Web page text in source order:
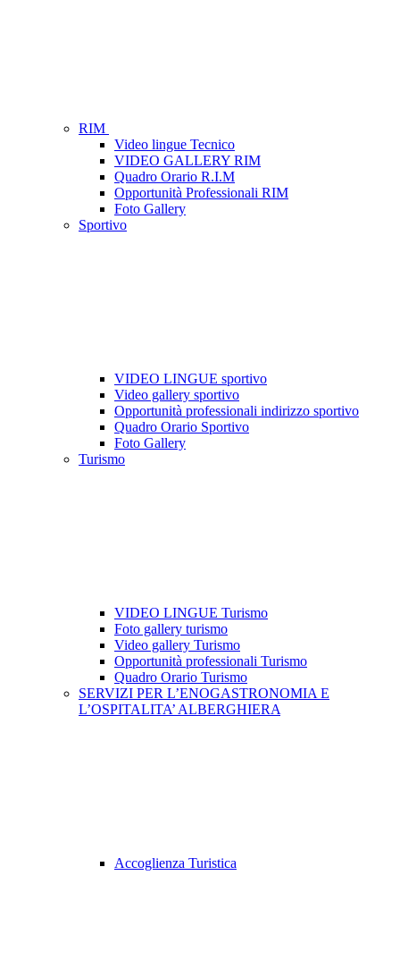
RIM
Video lingue Tecnico
VIDEO GALLERY RIM
Quadro Orario R.I.M
Opportunità Professionali RIM
Foto Gallery
Sportivo
VIDEO LINGUE sportivo
Video gallery sportivo
Opportunità professionali indirizzo sportivo
Quadro Orario Sportivo
Foto Gallery
Turismo
VIDEO LINGUE Turismo
Foto gallery turismo
Video gallery Turismo
Opportunità professionali Turismo
Quadro Orario Turismo
SERVIZI PER L’ENOGASTRONOMIA E
L’OSPITALITA’ ALBERGHIERA
Accoglienza Turistica